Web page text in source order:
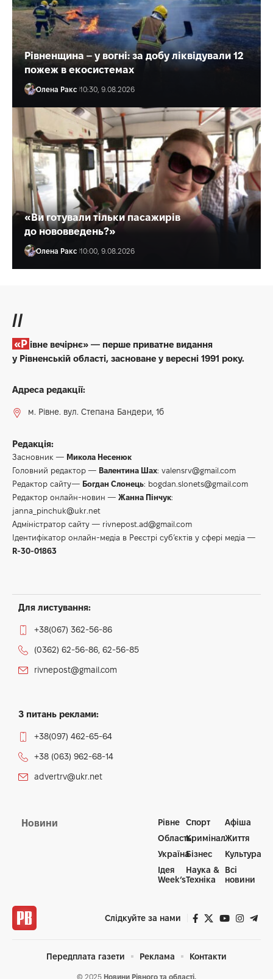
Рівненщина – у вогні: за добу ліквідували 12
пожеж в екосистемах
Олена Ракс 10:30, 9.08.2026
«Ви готували тільки пасажирів
до нововведень?»
Олена Ракс 10:00, 9.08.2026
//
«Рівне вечірнє» — перше приватне видання
у Рівненській області, засноване у вересні 1991 року.
Адреса редакції:
м. Рівне. вул. Степана Бандери, 1б
Редакція:
Засновник — Микола Несенюк
Головний редактор — Валентина Шах: valensrv@gmail.com
Редактор сайту— Богдан Слонець: bogdan.slonets@gmail.com
Редактор онлайн-новин — Жанна Пінчук:
janna_pinchuk@ukr.net
Адміністратор сайту — rivnepost.ad@gmail.com
Ідентифікатор онлайн-медіа в Реєстрі суб’єктів у сфері медіа —
R-30-01863
Для листування:
+38(067) 362-56-86
(0362) 62-56-86, 62-56-85
rivnepost@gmail.com
З питань реклами:
+38(097) 462-65-64
+38 (063) 962-68-14
advertrv@ukr.net
Новини
Рівне
Область
Україна
Ідея
Week’s
Спорт
Кримінал
Бізнес
Наука &
Техніка
Афіша
Життя
Культура
Всі
новини
Слідкуйте за нами
© 2025 Новини Рівного та області.
Передплата газети Реклама Контакти